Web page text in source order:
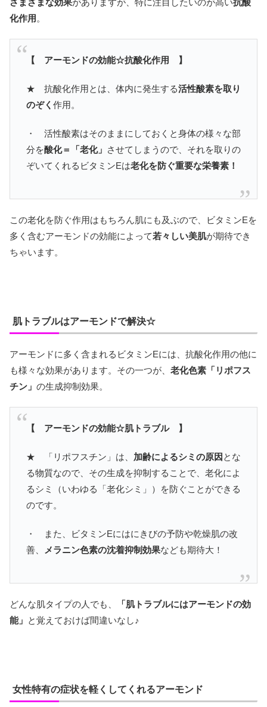
さまざまな効果がありますが、特に注目したいのが高い抗酸
化作用 。
【 アーモンドの効能☆抗酸化作用 】
★ 抗酸化作用とは、体内に発生する活性酸素を取り
のぞく 作用。
・ 活性酸素はそのままにしておくと身体の様々な部
分を酸化＝「老化」 させてしまうので、それを取りの
ぞいてくれるビタミンEは老化を防ぐ重要な栄養素！
この老化を防ぐ作用はもちろん肌にも及ぶので、ビタミンEを
多く含むアーモンドの効能によって若々しい美肌が期待でき
ちゃいます。
肌トラブルはアーモンドで解決☆
アーモンドに多く含まれるビタミンEには、抗酸化作用の他に
も様々な効果があります。その一つが、 老化色素「リポフス
チン」 の生成抑制効果。
【 アーモンドの効能☆肌トラブル 】
★ 「リポフスチン」は、 加齢によるシミの原因 とな
る物質なので、その生成を抑制することで、老化によ
るシミ（いわゆる「老化シミ」）を防ぐことができる
のです。
・ また、ビタミンEにはにきびの予防や乾燥肌の改
善、
メラニン色素の沈着抑制効果なども期待大！
どんな肌タイプの人でも、
「肌トラブルにはアーモンドの効
能」 と覚えておけば間違いなし♪
女性特有の症状を軽くしてくれるアーモンド